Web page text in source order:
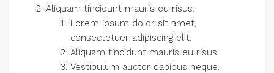
Aliquam tincidunt mauris eu risus.
Lorem ipsum dolor sit amet,
consectetuer adipiscing elit.
Aliquam tincidunt mauris eu risus.
Vestibulum auctor dapibus neque.